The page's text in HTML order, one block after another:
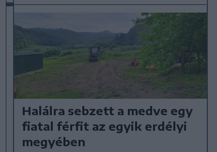
Halálra sebzett a medve egy
fiatal férfit az egyik erdélyi
megyében